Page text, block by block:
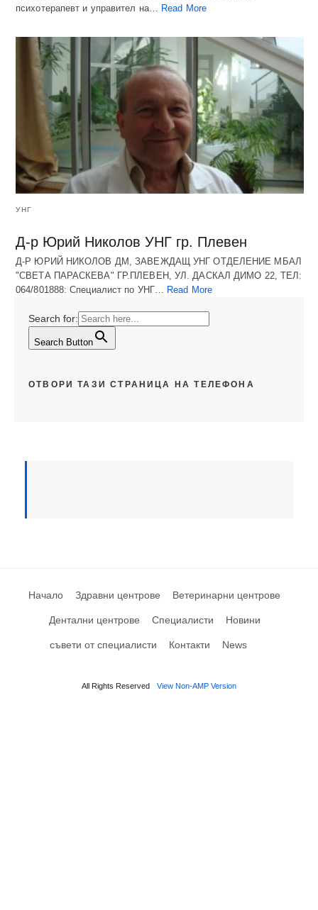
психотерапевт и управител на…
Read More
УНГ
Д-р Юрий Николов УНГ гр. Плевен
Д-Р ЮРИЙ НИКОЛОВ ДМ, ЗАВЕЖДАЩ УНГ ОТДЕЛЕНИЕ МБАЛ
"СВЕТА ПАРАСКЕВА" ГР.ПЛЕВЕН, УЛ. ДАСКАЛ ДИМО 22, ТЕЛ:
064/801888: Специалист по УНГ… Read More
Search for:
Search Button
ОТВОРИ ТАЗИ СТРАНИЦА НА ТЕЛЕФОНА
Начало Здравни центрове Ветеринарни центрове
Дентални центрове Специалисти Новини
съвети от специалисти Контакти News
All Rights Reserved View Non-AMP Version